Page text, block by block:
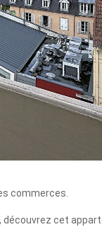
commerces.
découvrez cet